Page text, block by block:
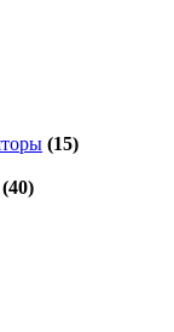
(15)
(40)